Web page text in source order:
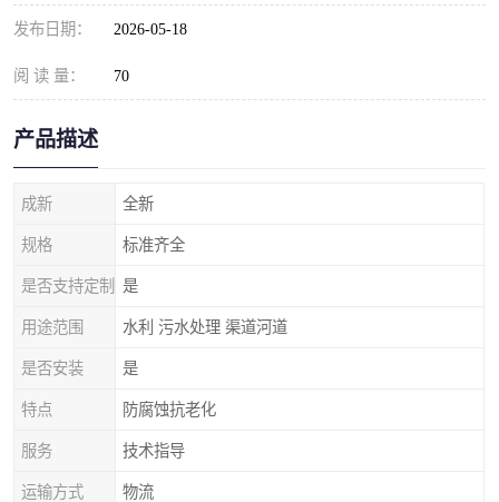
发布日期： 2026-05-18
阅 读 量： 70
产品描述
成新 全新
规格 标准齐全
是否支持定制 是
用途范围 水利 污水处理 渠道河道
是否安装 是
特点 防腐蚀抗老化
服务 技术指导
运输方式 物流